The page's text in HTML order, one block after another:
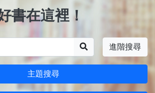
書在這裡！
進階搜尋
主題搜尋